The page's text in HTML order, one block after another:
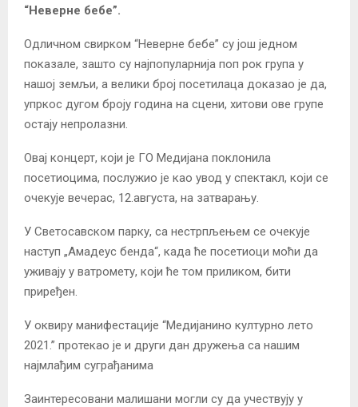
“Неверне бебе”.
Одличном свирком “Неверне бебе” су још једном
показале, зашто су најпопуларнија поп рок група у
нашој земљи, а велики број посетилаца доказао је да,
упркос дугом броју година на сцени, хитови ове групе
остају непролазни.
Овај концерт, који је ГО Медијана поклонила
посетиоцима, послужио је као увод у спектакл, који се
очекује вечерас, 12.августа, на затварању.
У Светосавском парку, са нестрпљењем се очекује
наступ „Амадеус бенда“, када ће посетиоци моћи да
уживају у ватромету, који ће том приликом, бити
приређен.
У оквиру манифестације “Медијанино културно лето
2021.” протекао је и други дан дружења са нашим
најмлађим суграђанима
Заинтересовани малишани могли су да учествују у